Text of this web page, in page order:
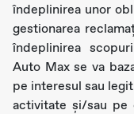
îndeplinirea unor
gestionarea
îndeplinirea
Auto Max se va
pe interesul sau
activitate și/sau pe